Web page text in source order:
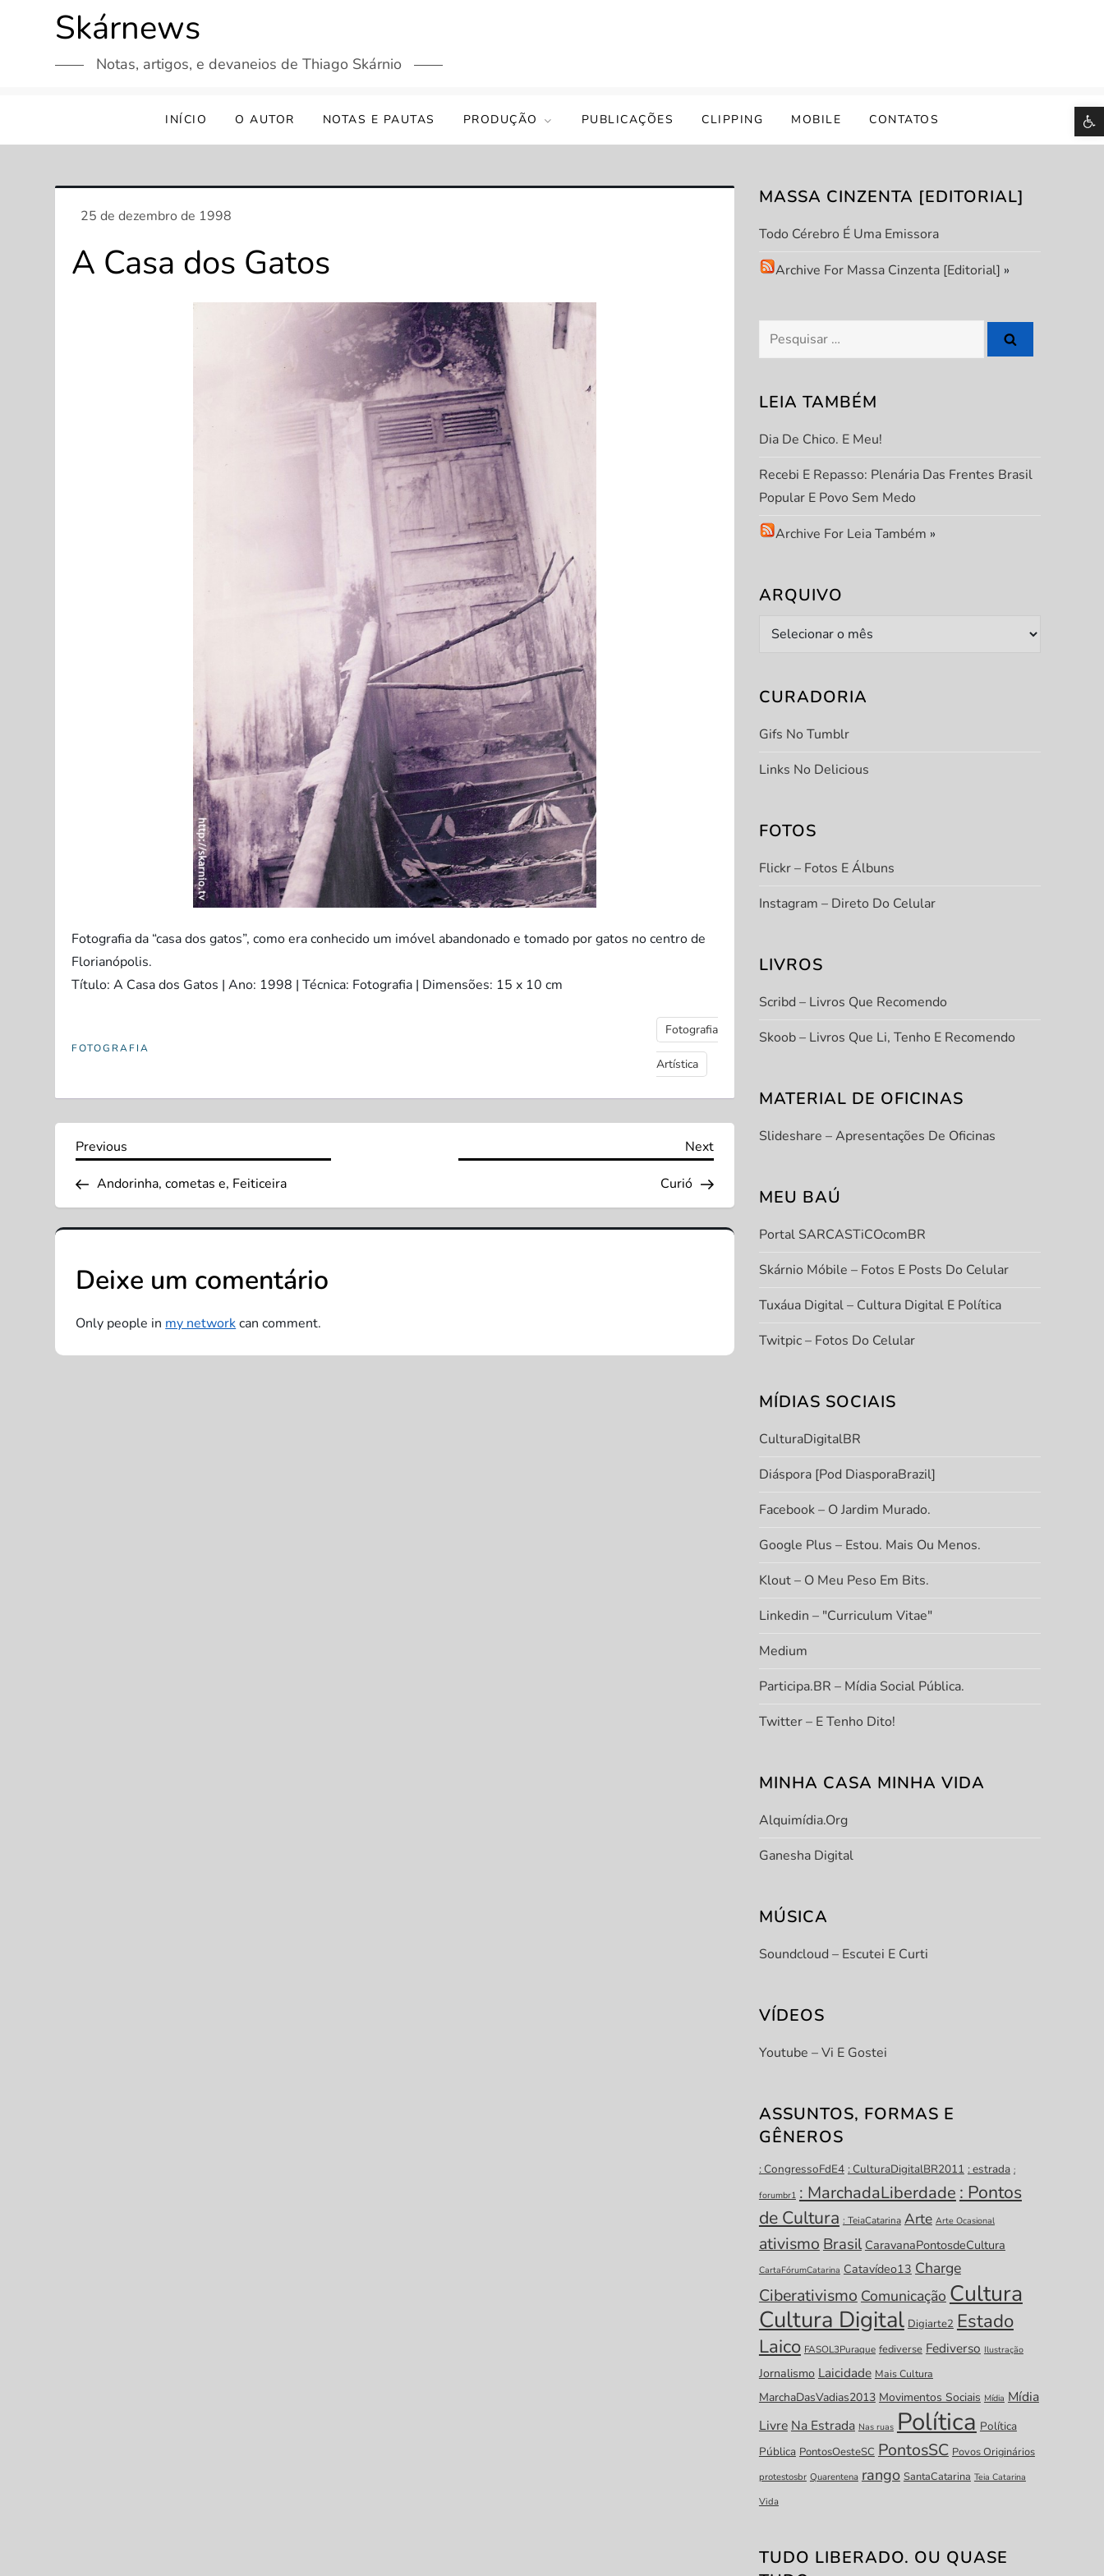
Skárnews
Notas, artigos, e devaneios de Thiago Skárnio
INÍCIO O AUTOR NOTAS E PAUTAS PRODUÇÃO PUBLICAÇÕES CLIPPING MOBILE CONTATOS
A Casa dos Gatos
Fotografia da “casa dos gatos”, como era conhecido um imóvel abandonado e tomado por gatos no centro de
Florianópolis.
Título: A Casa dos Gatos | Ano: 1998 | Técnica: Fotografia | Dimensões: 15 x 10 cm
FOTOGRAFIA
Fotografia
Artística
N
a
v
e
g
a
Previous
Previous
Andorinha, cometas e, Feiticeira
Next
Next
Curió
Deixe um comentário
Only people in my networkcan comment.
MASSA CINZENTA [EDITORIAL]
Todo Cérebro É Uma Emissora
Archive For Massa Cinzenta [Editorial] »
Pesquisar
por:
LEIA TAMBÉM
Dia De Chico. E Meu!
Recebi E Repasso: Plenária Das Frentes Brasil
Popular E Povo Sem Medo
Archive For Leia Também »
ARQUIVO
Arquivo
CURADORIA
Gifs No Tumblr
Links No Delicious
FOTOS
Flickr – Fotos E Álbuns
Instagram – Direto Do Celular
LIVROS
Scribd – Livros Que Recomendo
Skoob – Livros Que Li, Tenho E Recomendo
MATERIAL DE OFICINAS
Slideshare – Apresentações De Oficinas
MEU BAÚ
Portal SARCASTiCOcomBR
Skárnio Móbile – Fotos E Posts Do Celular
Tuxáua Digital – Cultura Digital E Política
Twitpic – Fotos Do Celular
MÍDIAS SOCIAIS
CulturaDigitalBR
Diáspora [Pod DiasporaBrazil]
Facebook – O Jardim Murado.
Google Plus – Estou. Mais Ou Menos.
Klout – O Meu Peso Em Bits.
Linkedin – "Curriculum Vitae"
Medium
Participa.BR – Mídia Social Pública.
Twitter – E Tenho Dito!
MINHA CASA MINHA VIDA
Alquimídia.org
Ganesha Digital
MÚSICA
Soundcloud – Escutei E Curti
VÍDEOS
Youtube – Vi E Gostei
ASSUNTOS, FORMAS E
GÊNEROS
: CongressoFdE4 : CulturaDigitalBR2011 : estrada :
forumbr1 : MarchadaLiberdade : Pontos
de Cultura : TeiaCatarina Arte Arte Ocasional
ativismo Brasil CaravanaPontosdeCultura
CartaFórumCatarina Catavídeo13 Charge
Ciberativismo Comunicação Cultura
Cultura Digital Digiarte2 Estado
Laico FASOL3Puraque fediverse Fediverso Ilustração
Jornalismo Laicidade Mais Cultura
MarchaDasVadias2013 Movimentos Sociais Mídia Mídia
Livre Na Estrada Nas ruas Política Política
Pública PontosOesteSC PontosSC Povos Originários
protestosbr Quarentena rango SantaCatarina Teia Catarina
Vida
TUDO LIBERADO. OU QUASE